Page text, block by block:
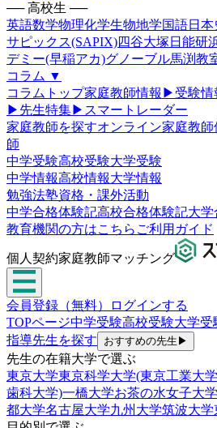
── 高校生 ──
英語数学物理化学生物地学国語日本
サピックス(SAPIX)四谷大塚 日能研
デミー(早稲アカ)グノーブル馬渕教
コラム ▼
コラムトップ家庭教師情報 ▶ 受験情
▶ 先生特集▶ スマートレーダー
家庭教師を探すオンライン家庭教師
師
中学受験高校受験大学受験
中学情報高校情報大学情報
勉強法塾資格・課外活動
中学合格体験記高校合格体験記大学
教育機関の方はこちら ご利用ガイド
個人契約家庭教師マッチング
会員登録（無料）
ログインする
TOPページ中学受験高校受験大学受
指導先生を探す おすすめの先生 ▶
先生の在籍大学で選ぶ
東京大学東京科学大学(東京工業大
歯科大学)一橋大学お茶の水女子大学
都大学名古屋大学九州大学筑波大学